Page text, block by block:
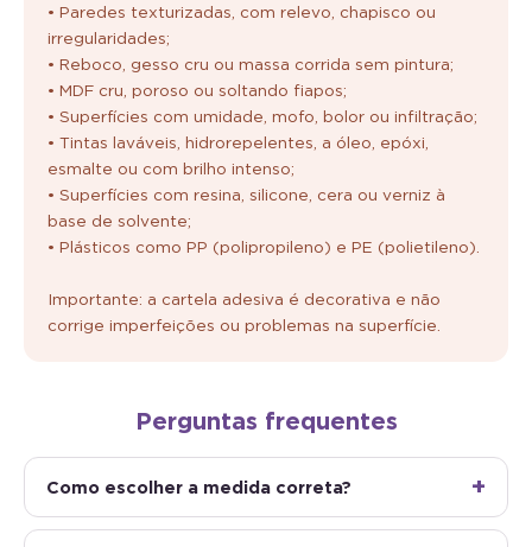
• Paredes texturizadas, com relevo, chapisco ou
irregularidades;
• Reboco, gesso cru ou massa corrida sem pintura;
• MDF cru, poroso ou soltando fiapos;
• Superfícies com umidade, mofo, bolor ou infiltração;
• Tintas laváveis, hidrorepelentes, a óleo, epóxi,
esmalte ou com brilho intenso;
• Superfícies com resina, silicone, cera ou verniz à
base de solvente;
• Plásticos como PP (polipropileno) e PE (polietileno).
Importante: a cartela adesiva é decorativa e não
corrige imperfeições ou problemas na superfície.
Perguntas frequentes
Como escolher a medida correta?